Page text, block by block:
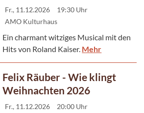
Fr., 11.12.2026
19:30 Uhr
AMO Kulturhaus
Ein charmant witziges Musical mit den
Hits von Roland Kaiser. Mehr
Felix Räuber - Wie klingt
Weihnachten 2026
Fr., 11.12.2026
20:00 Uhr